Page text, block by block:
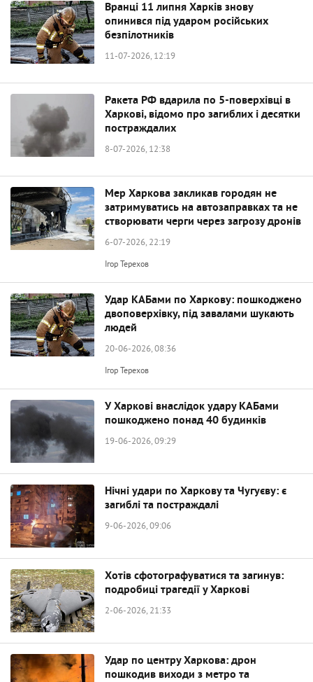
Вранці 11 липня Харків знову
опинився під ударом російських
безпілотників
11-07-2026, 12:19
Ракета РФ вдарила по 5-поверхівці в
Харкові, відомо про загиблих і десятки
постраждалих
8-07-2026, 12:38
Мер Харкова закликав городян не
затримуватись на автозаправках та не
створювати черги через загрозу дронів
6-07-2026, 22:19
Ігор Терехов
Удар КАБами по Харкову: пошкоджено
двоповерхівку, під завалами шукають
людей
20-06-2026, 08:36
Ігор Терехов
У Харкові внаслідок удару КАБами
пошкоджено понад 40 будинків
19-06-2026, 09:29
Нічні удари по Харкову та Чугуєву: є
загиблі та постраждалі
9-06-2026, 09:06
Хотів сфотографуватися та загинув:
подробиці трагедії у Харкові
2-06-2026, 21:33
Удар по центру Харкова: дрон
пошкодив виходи з метро та